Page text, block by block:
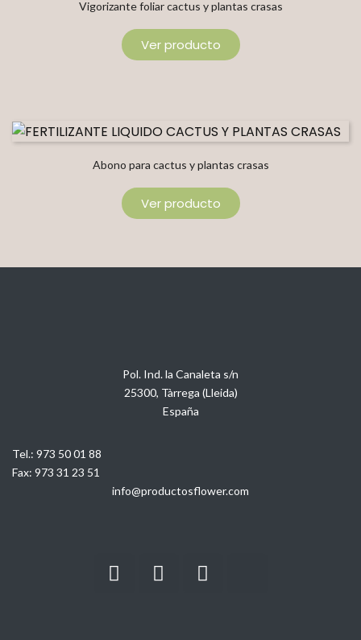
Vigorizante foliar cactus y plantas crasas
Ver producto
Abono para cactus y plantas crasas
Ver producto
Pol. Ind. la Canaleta s/n
25300, Tàrrega (Lleida)
España
Tel.: 973 50 01 88
Fax: 973 31 23 51
info@productosflower.com